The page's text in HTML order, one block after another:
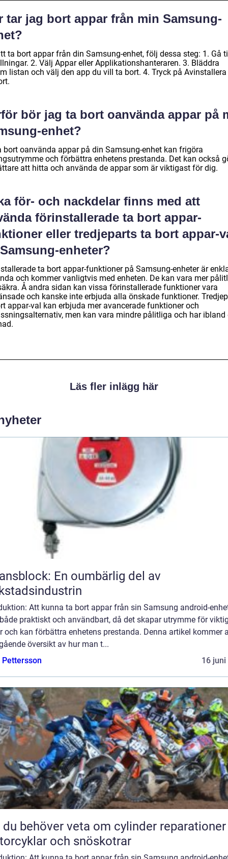
tar jag bort appar från min Samsung-
ta bort appar från din Samsung-enhet, följ dessa steg: 1. Gå
2. Välj Appar eller Applikationshanteraren. 3. Bläddra
listan och välj den app du vill ta bort. 4. Tryck på Avinstallera
bör jag ta bort oanvända appar på
enhet?
bort oanvända appar på din Samsung-enhet kan frigöra
och förbättra enhetens prestanda. Det kan också
att hitta och använda de appar som är viktigast för dig.
för- och nackdelar finns med att
förinstallerade ta bort appar-
eller tredjeparts ta bort appar-
enheter?
ta bort appar-funktioner på Samsung-enheter är
och kommer vanligtvis med enheten. De kan vara mer
Å andra sidan kan vissa förinstallerade funktioner vara
och kanske inte erbjuda alla önskade funktioner.
appar-val kan erbjuda mer avancerade funktioner och
men kan vara mindre pålitliga och har ibland
Läs fler inlägg här
En oumbärlig del av
Att kunna ta bort appar från sin Samsung android-
praktiskt och användbart, då det skapar utrymme för
och kan förbättra enhetens prestanda. Denna artikel kommer
översikt av hur man t...
16 juni
behöver veta om cylinder
och snöskotrar